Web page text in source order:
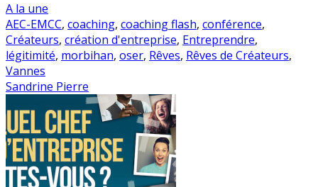
A la une
AEC-EMCC, coaching, coaching flash, conférence,
Créateurs, création d'entreprise, Entreprendre,
légitimité, morbihan, oser, Rêves, Rêves de Créateurs,
Vannes
Sandrine Pierre